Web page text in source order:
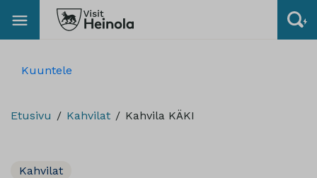
Kuuntele
Etusivu Kahvilat Kahvila KÄKI
Kahvilat